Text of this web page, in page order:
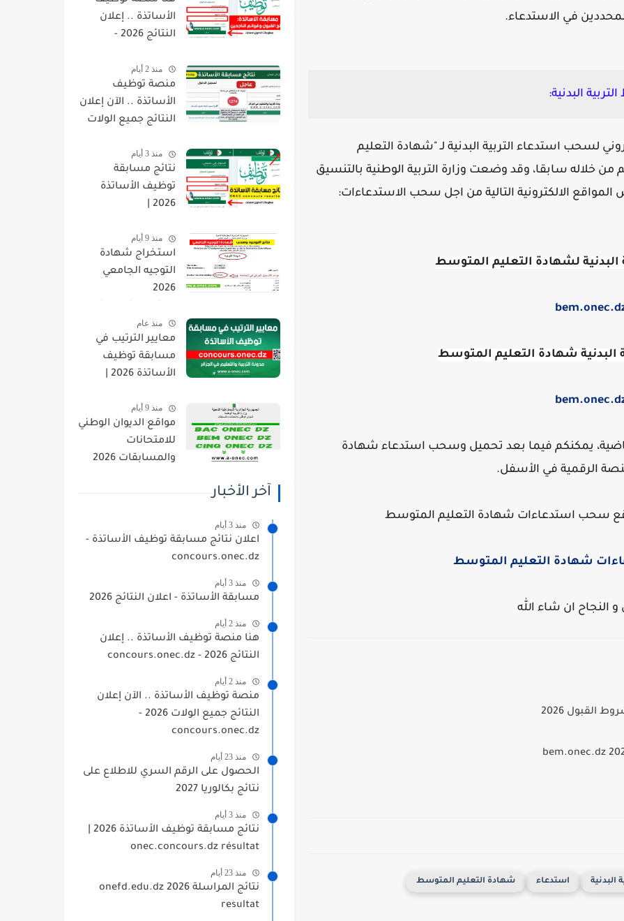
في الاستدعاء.
البدنية:
لسحب استدعاء التربية البدنية لـ "شهادة التعليم
سابقا، وقد وضعت وزارة التربية الوطنية بالتنسيق
الالكترونية التالية من اجل سحب الاستدعاءات:
لشهادة التعليم المتوسط
البدنية شهادة التعليم المتوسط
يمكنكم فيما بعد تحميل وسحب استدعاء شهادة
الرقمية في الأسفل.
سحب استدعاءات شهادة التعليم المتوسط
شهادة التعليم المتوسط
و النجاح ان شاء الله
2026
البدنية استدعاء شهادة التعليم المتوسط
الأساتذة .. إعلان
النتائج 2026 -
منذ 2 أيام
منصة توظيف
الأساتذة .. الآن إعلان
النتائج جميع الولات
concours.onec.dz
منذ 3 أيام
نتائج مسابقة
توظيف الأساتذة
résultat
منذ 9 أيام
استخراج شهادة
التوجيه الجامعي
2026
منذ عام
معايير الترتيب في
مسابقة توظيف
منذ 9 أيام
مواقع الديوان الوطني
للامتحانات
والمسابقات 2026
آخر الأخبار
منذ 3 أيام
اعلان نتائج مسابقة توظيف الأساتذة -
concours.onec.dz
منذ 3 أيام
مسابقة الأساتذة - اعلان النتائج 2026
منذ 2 أيام
هنا منصة توظيف الأساتذة .. إعلان
النتائج 2026 - concours.onec.dz
منذ 2 أيام
منصة توظيف الأساتذة .. الآن إعلان
النتائج جميع الولات 2026 -
concours.onec.dz
منذ 23 أيام
الحصول على الرقم السري للاطلاع على
نتائج بكالوريا 2027
منذ 3 أيام
onec.concours.dz résultat
منذ 23 أيام
نتائج المراسلة 2026 onefd.edu.dz
resultat